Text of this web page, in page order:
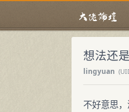
想法还
lingyuan (
不好意思